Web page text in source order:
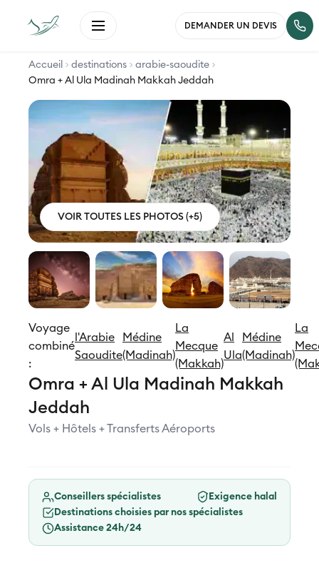
DEMANDER UN DEVIS
Accueil destinations
arabie-saoudite
Omra + Al Ula Madinah Makkah Jeddah
VOIR TOUTES LES PHOTOS (+5)
Voyage
combiné
:
l'Arabie
Saoudite
Médine
(Madinah)
La
Mecque
(Makkah)
Al
Ula
Médine
(Madinah)
La
Omra + Al Ula Madinah Makkah
Jeddah
Vols + Hôtels + Transferts Aéroports
Conseillers spécialistes
Exigence halal
Destinations choisies par nos spécialistes
Assistance 24h/24